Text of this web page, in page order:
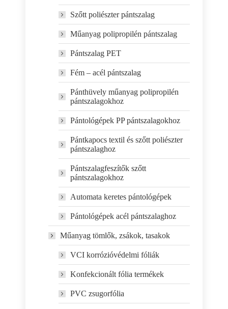
Szőtt poliészter pántszalag
Műanyag polipropilén pántszalag
Pántszalag PET
Fém – acél pántszalag
Pánthüvely műanyag polipropilén
pántszalagokhoz
Pántológépek PP pántszalagokhoz
Pántkapocs textil és szőtt poliészter
pántszalaghoz
Pántszalagfeszítők szőtt
pántszalagokhoz
Automata keretes pántológépek
Pántológépek acél pántszalaghoz
Műanyag tömlők, zsákok, tasakok
VCI korrózióvédelmi fóliák
Konfekcionált fólia termékek
PVC zsugorfólia